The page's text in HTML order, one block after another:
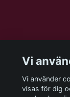
Vi
Vi använder
visas för dig